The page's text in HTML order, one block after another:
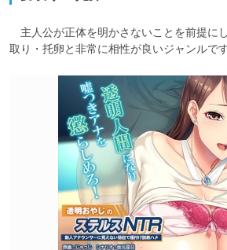
主人公が正体を明かさないことを前提に
取り・托卵と非常に相性が良いジャンルです